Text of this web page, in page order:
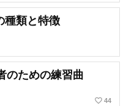
種類と特徴
のための練習曲
favorite_border 44